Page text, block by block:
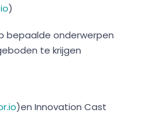
)
bepaalde onderwerpen
te krijgen
)en Innovation Cast